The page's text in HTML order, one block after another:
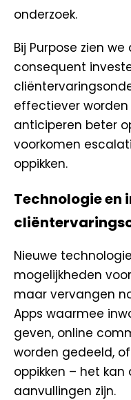
onderzoek.
Bij Purpose zien
consequent
effectiever worden
anticiperen beter
voorkomen
oppikken.
Technologie en
Nieuwe
mogelijkheden
maar vervangen
Apps waarmee
geven, online
worden gedeeld,
oppikken – het
aanvullingen zijn.